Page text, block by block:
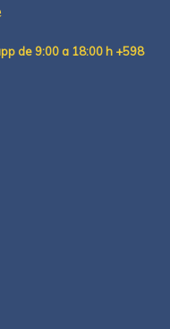
de 9:00 a 18:00 h +598